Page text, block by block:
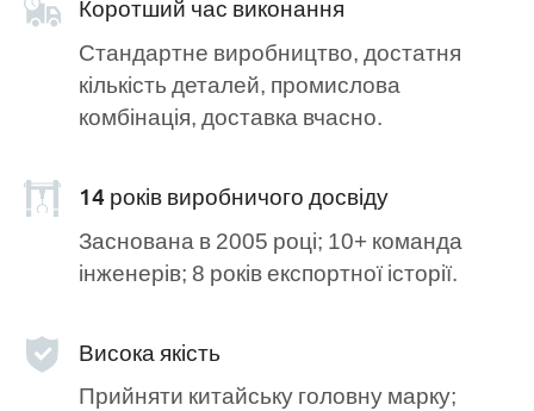
Коротший час виконання
Стандартне виробництво, достатня
кількість деталей, промислова
комбінація, доставка вчасно.
14 років виробничого досвіду
Заснована в 2005 році; 10+ команда
інженерів; 8 років експортної історії.
Висока якість
Прийняти китайську головну марку;